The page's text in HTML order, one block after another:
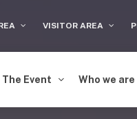
VISITOR AREA
The Event Who we are